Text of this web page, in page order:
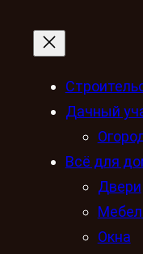
Дачный
Всё для
Двери
Окна